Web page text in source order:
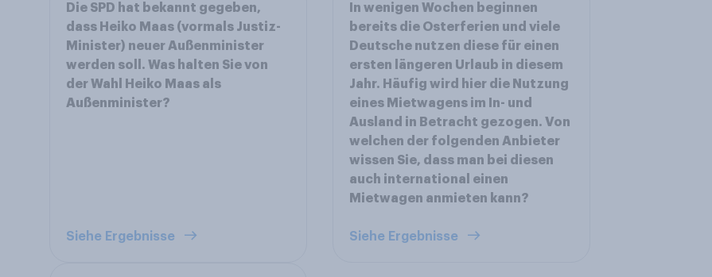
Die SPD hat bekannt gegeben,
dass Heiko Maas (vormals Justiz-
Minister) neuer Außenminister
werden soll. Was halten Sie von
der Wahl Heiko Maas als
Außenminister?
Siehe Ergebnisse
In wenigen Wochen beginnen
bereits die Osterferien und viele
Deutsche nutzen diese für einen
ersten längeren Urlaub in diesem
Jahr. Häufig wird hier die Nutzung
eines Mietwagens im In- und
Ausland in Betracht gezogen. Von
welchen der folgenden Anbieter
wissen Sie, dass man bei diesen
auch international einen
Mietwagen anmieten kann?
Siehe Ergebnisse